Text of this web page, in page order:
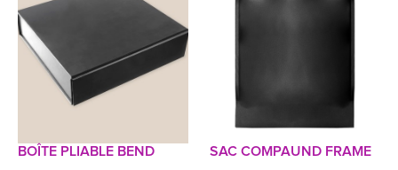
BOÎTE PLIABLE BEND
SAC COMPAUND FRAME